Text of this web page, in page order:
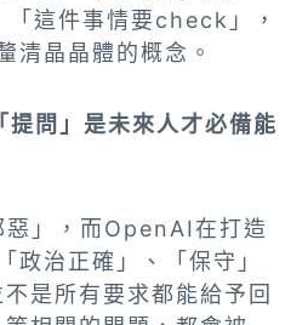
這件事情要check」，
清晶晶體的概念。
問」是未來人才必備能
」，而OpenAI在打造
治正確」、「保守」
是所有要求都能給予回